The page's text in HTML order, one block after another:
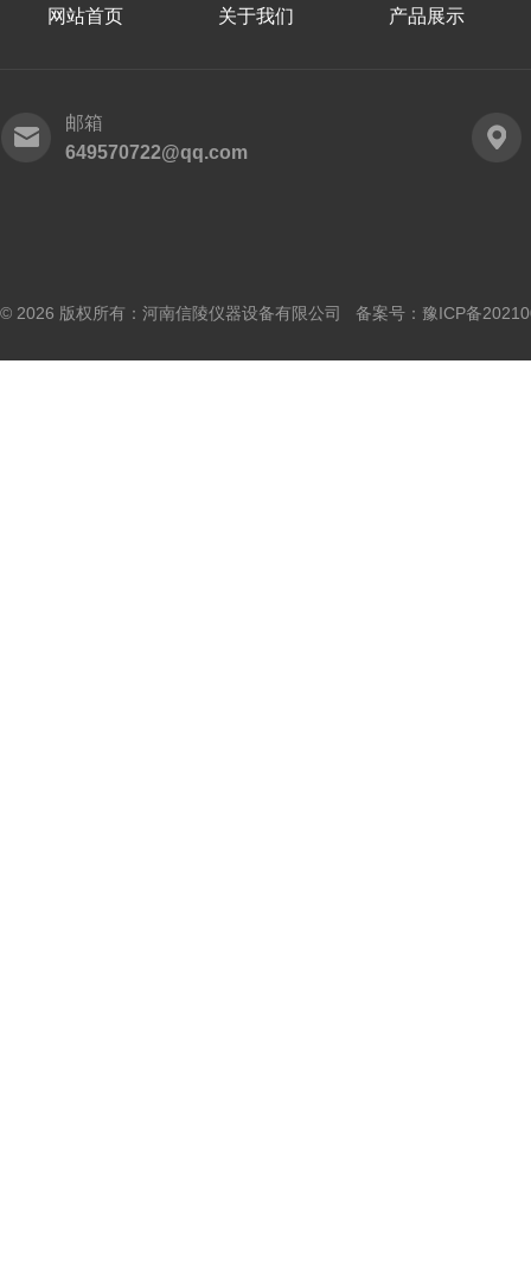
网站首页 关于我们 产品展示
邮箱
649570722@qq.com
© 2026 版权所有：河南信陵仪器设备有限公司 备案号： 豫ICP备